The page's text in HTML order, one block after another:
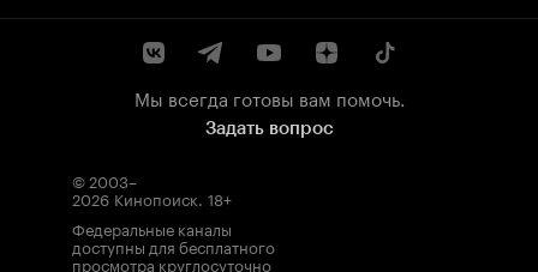
Мы всегда готовы вам помочь.
Задать вопрос
© 2003–
2026 Кинопоиск. 18+
Федеральные каналы
доступны для бесплатного
просмотра круглосуточно